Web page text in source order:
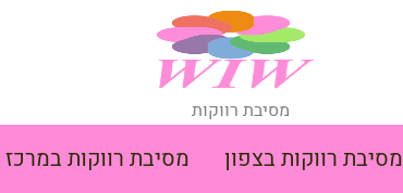
מסיבת רווקות
מסיבת רווקות בצפון מסיבת רווקות במרכז